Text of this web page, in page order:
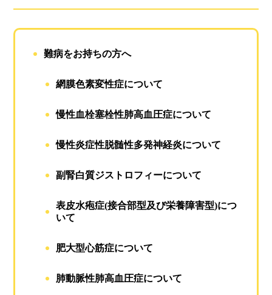
難病をお持ちの方へ
網膜色素変性症について
慢性血栓塞栓性肺高血圧症について
慢性炎症性脱髄性多発神経炎について
副腎白質ジストロフィーについて
表皮水疱症(接合部型及び栄養障害型)につ
いて
肥大型心筋症について
肺動脈性肺高血圧症について